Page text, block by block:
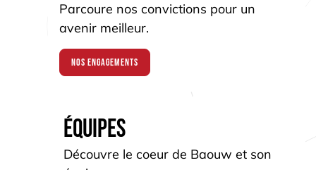
Parcoure nos convictions pour un
avenir meilleur.
Nos engagements
Équipes
Découvre le coeur de Baouw et son